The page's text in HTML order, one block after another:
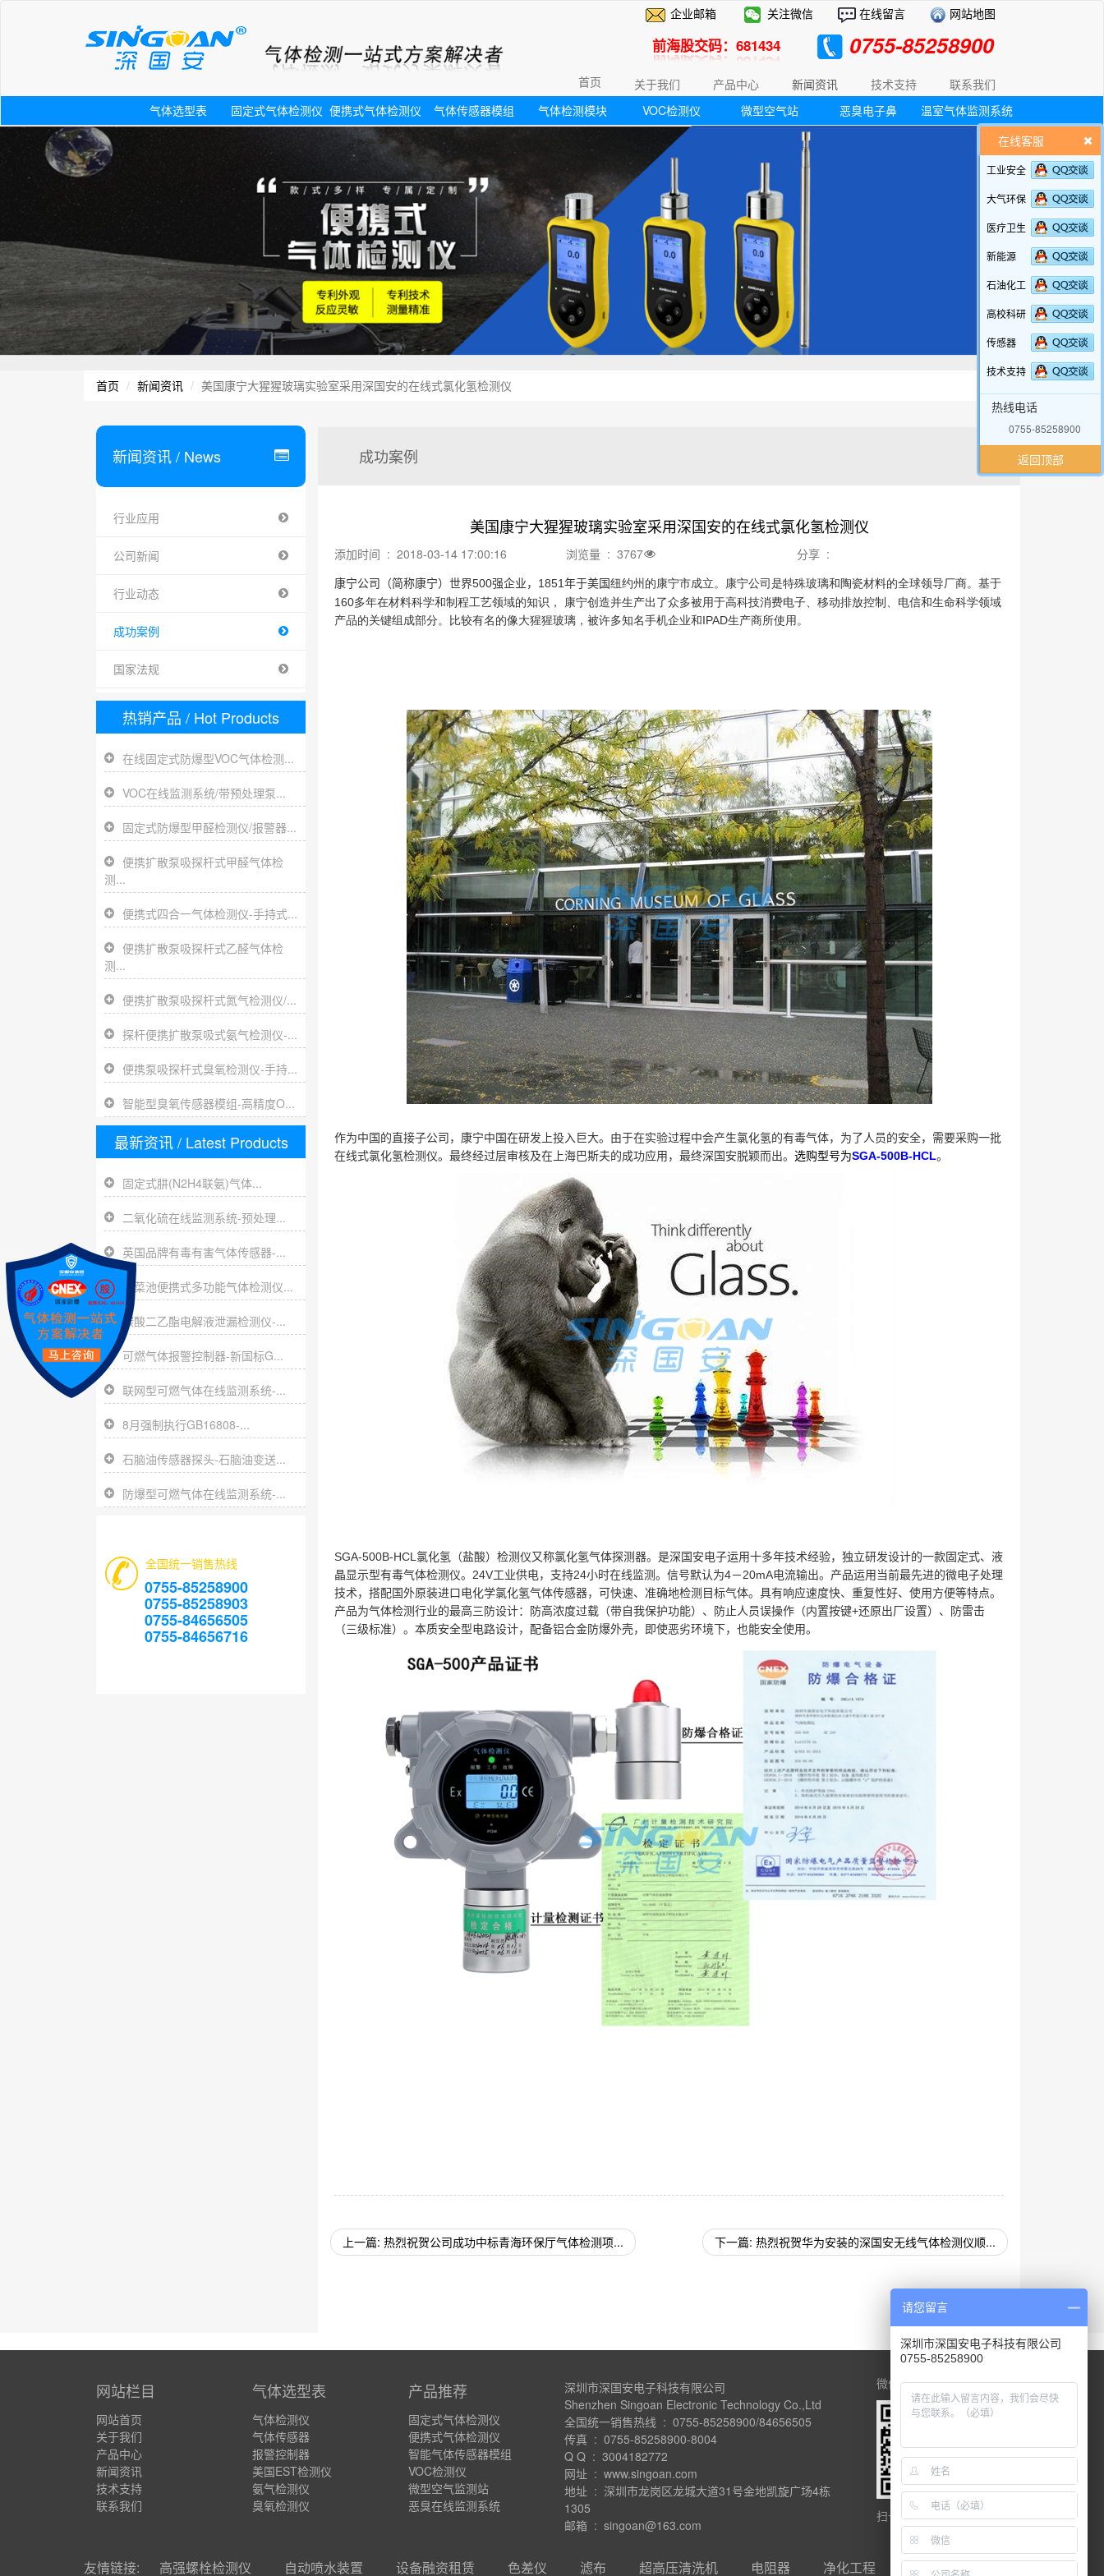
企业邮箱 关注微信 在线留言 网站地图
前海股交码：681434 0755-85258900
首页 关于我们 产品中心 新闻资讯 技术支持
联系我们
气体选型表
固定式气体检测仪 便携式气体检测仪 气体传感器模组 气体检测模块 VOC检测仪 微型空气站 恶臭电子鼻 温室气体监测系统
首页 新闻资讯 美国康宁大猩猩玻璃实验室采用深国安的在线式氯化氢检测仪
新闻资讯/ News
行业应用
公司新闻
行业动态
成功案例
国家法规
热销产品 / Hot Products
在线固定式防爆型VOC气体检测...
VOC在线监测系统/带预处理泵...
固定式防爆型甲醛检测仪/报警器...
便携扩散泵吸探杆式甲醛气体检
测...
便携式四合一气体检测仪-手持式...
便携扩散泵吸探杆式乙醛气体检
测...
便携扩散泵吸探杆式氮气检测仪/...
探杆便携扩散泵吸式氨气检测仪-...
便携泵吸探杆式臭氧检测仪-手持...
智能型臭氧传感器模组-高精度O...
最新资讯/ Latest Products
固定式肼(N2H4联氨)气体...
二氧化硫在线监测系统-预处理...
英国品牌有毒有害气体传感器-...
腌菜池便携式多功能气体检测仪...
碳酸二乙酯电解液泄漏检测仪-...
可燃气体报警控制器-新国标G...
联网型可燃气体在线监测系统-...
8月强制执行GB16808-...
石脑油传感器探头-石脑油变送...
防爆型可燃气体在线监测系统-...
全国统一销售热线
0755-85258900
0755-85258903
0755-84656505
0755-84656716
成功案例
美国康宁大猩猩玻璃实验室采用深国安的在线式氯化氢检测仪
添加时间 : 2018-03-14 17:00:16 浏览量 : 3767 分享 :
康宁公司（简称康宁）世界500强企业， 1851年于美国纽约州 的康宁市成立。 康宁公司是特殊玻璃和陶瓷材料的全球领导厂商。基于
160多年在材料科学和制程工艺领域的知识，
康宁创造并生产出了众多被用于高科技消费电子、移动排放控制、电信和生命科学领域
产品的关键组成部分。比较有名的像大猩猩玻璃，被许多知名手机企业和IPAD生产商所使用。
作为中国的直接子公司，康宁中国在研发上投入巨大。由于在实验过程中会产生氯化氢的有毒气体，为了人员的安全，需要采购一批
在线式氯化氢检测仪。最终经过层审核及在上海巴斯夫的成功应用，最终深国安脱颖而出。 选购型号为SGA-500B-HCL。
SGA-500B-HCL 氯化氢（盐酸）检测仪又称氯化氢气体探测器。是深国安电子运用十多年技术经验，独立研发设计的一款固定式、液
晶显示型有毒气体检测仪。 24V工业供电，支持24小时在线监测。信号默认为4－20mA电流输出。产品运用当前最先进的微电子处理
技术，搭配国外原装进口电化学氯化氢气体传感器，可快速、准确地检测目标气体。具有响应速度快、重复性好、使用方便等特点。
产品为气体检测行业的最高三防设计：防高浓度过载（带自我保护功能）、防止人员误操作（内置按键+还原出厂设置）、防雷击
（三级标准）。本质安全型电路设计，配备铝合金防爆外壳，即使恶劣环境下，也能安全使用。
上一篇: 热烈祝贺公司成功中标青海环保厅气体检测项... 下一篇: 热烈祝贺华为安装的深国安无线气体检测仪顺...
在线客服
工业安全
大气环保
医疗卫生
新能源
石油化工
高校科研
传感器
技术支持
热线电话
0755-85258900
返回顶部
网站栏目
网站首页
关于我们
产品中心
新闻资讯
技术支持
联系我们
气体选型表
气体检测仪
气体传感器
报警控制器
美国EST检测仪
氨气检测仪
臭氧检测仪
产品推荐
固定式气体检测仪
便携式气体检测仪
智能气体传感器模组
VOC检测仪
微型空气监测站
恶臭在线监测系统
深圳市深国安电子科技有限公司
Shenzhen Singoan Electronic Technology Co.,Ltd
全国统一销售热线 : 0755-85258900/84656505
传真 : 0755-85258900-8004
Q Q : 3004182772
网址 : www.singoan.com
地址 : 深圳市龙岗区龙城大道31号金地凯旋广场4栋
1305
邮箱 : singoan@163.com
微信公众号
扫一扫关注深国安
友情链接: 高强螺栓检测仪 自动喷水装置 设备融资租赁 色差仪 滤布 超高压清洗机 电阻器 净化工程
友链合作qq：
请您留言
深圳市深国安电子科技有限公司
0755-85258900